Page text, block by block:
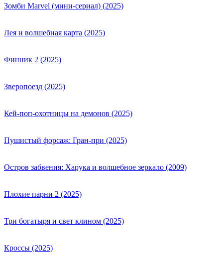
Зомби Marvel (мини-сериал) (2025)
Лея и волшебная карта (2025)
Финник 2 (2025)
Зверопоезд (2025)
Кей-поп-охотницы на демонов (2025)
Пушистый форсаж: Гран-при (2025)
Остров забвения: Харука и волшебное зеркало (2009)
Плохие парни 2 (2025)
Три богатыря и свет клином (2025)
Кроссы (2025)